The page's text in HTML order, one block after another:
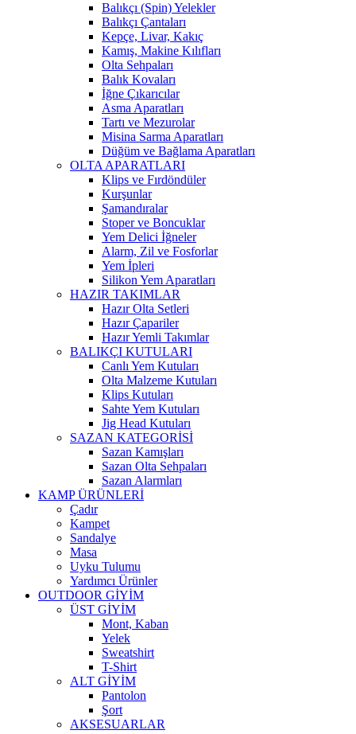
Balıkçı (Spin) Yelekler
Balıkçı Çantaları
Kepçe, Livar, Kakıç
Kamış, Makine Kılıfları
Olta Sehpaları
Balık Kovaları
İğne Çıkarıcılar
Asma Aparatları
Tartı ve Mezurolar
Misina Sarma Aparatları
Düğüm ve Bağlama Aparatları
OLTA APARATLARI
Klips ve Fırdöndüler
Kurşunlar
Şamandıralar
Stoper ve Boncuklar
Yem Delici İğneler
Alarm, Zil ve Fosforlar
Yem İpleri
Silikon Yem Aparatları
HAZIR TAKIMLAR
Hazır Olta Setleri
Hazır Çapariler
Hazır Yemli Takımlar
BALIKÇI KUTULARI
Canlı Yem Kutuları
Olta Malzeme Kutuları
Klips Kutuları
Sahte Yem Kutuları
Jig Head Kutuları
SAZAN KATEGORİSİ
Sazan Kamışları
Sazan Olta Sehpaları
Sazan Alarmları
KAMP ÜRÜNLERİ
Çadır
Kampet
Sandalye
Masa
Uyku Tulumu
Yardımcı Ürünler
OUTDOOR GİYİM
ÜST GİYİM
Mont, Kaban
Yelek
Sweatshirt
T-Shirt
ALT GİYİM
Pantolon
Şort
AKSESUARLAR